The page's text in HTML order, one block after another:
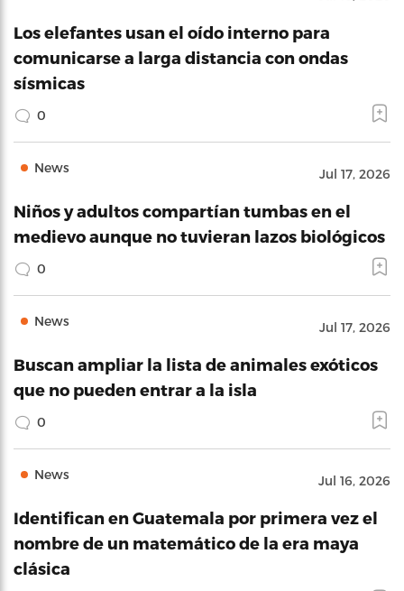
Los elefantes usan el oído interno para
comunicarse a larga distancia con ondas
sísmicas
0
News Jul 17, 2026
Niños y adultos compartían tumbas en el
medievo aunque no tuvieran lazos biológicos
0
News Jul 17, 2026
Buscan ampliar la lista de animales exóticos
que no pueden entrar a la isla
0
News Jul 16, 2026
Identifican en Guatemala por primera vez el
nombre de un matemático de la era maya
clásica